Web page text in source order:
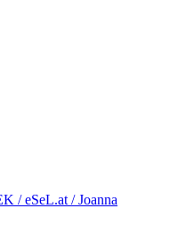
/ eSeL.at / Joanna